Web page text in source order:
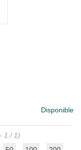
Disponible
1 / 1)